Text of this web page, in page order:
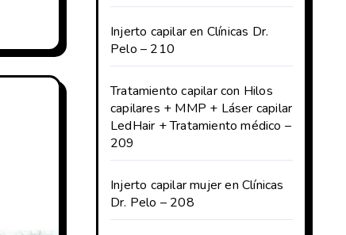
Injerto capilar en Clínicas Dr.
Pelo – 210
Tratamiento capilar con Hilos
capilares + MMP + Láser capilar
LedHair + Tratamiento médico –
209
Injerto capilar mujer en Clínicas
Dr. Pelo – 208